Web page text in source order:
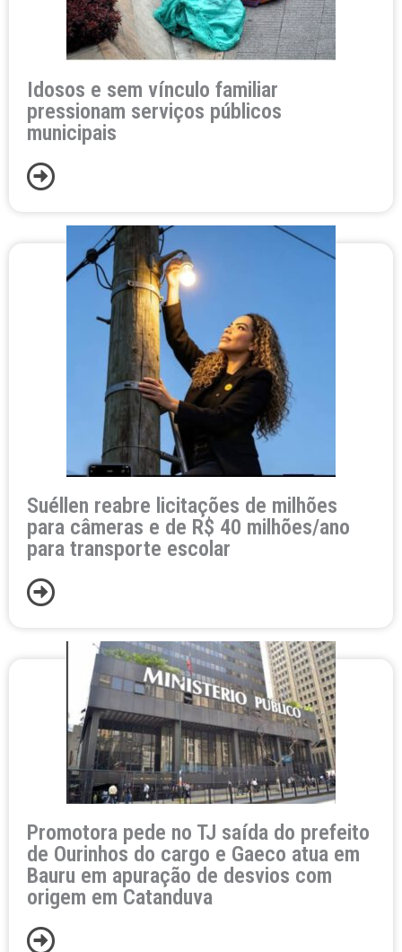
Idosos e sem vínculo familiar
pressionam serviços públicos
municipais
Suéllen reabre licitações de milhões
para câmeras e de R$ 40 milhões/ano
para transporte escolar
Promotora pede no TJ saída do prefeito
de Ourinhos do cargo e Gaeco atua em
Bauru em apuração de desvios com
origem em Catanduva